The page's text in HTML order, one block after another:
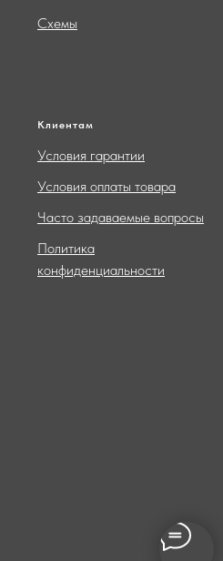
Схемы
Клиентам
Условия гарантии
Условия оплаты товара
Часто задаваемые вопросы
Политика
конфиденциальности